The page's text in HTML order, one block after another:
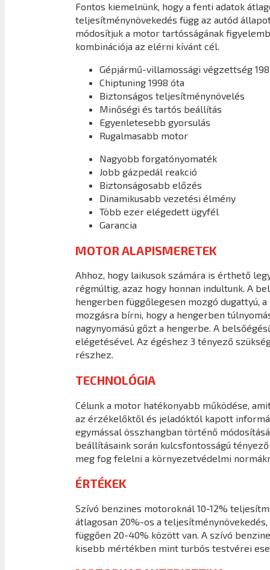
Fontos kiemelnünk, hogy a fenti adatok
teljesítménynövekedés függ az autód
módosítjuk a motor tartósságának
kombinációja az elérni kívánt cél.
Gépjármű-villamossági végzettség
Chiptuning 1998 óta
Biztonságos teljesítménynövelés
Minőségi és tartós beállítás
Egyenletesebb gyorsulás
Rugalmasabb motor
Nagyobb forgatónyomaték
Jobb gázpedál reakció
Biztonságosabb előzés
Dinamikusabb vezetési élmény
Több ezer elégedett ügyfél
Garancia
MOTOR ALAPISMERETEK
Ahhoz, hogy laikusok számára is érthető
régmúltig, azaz hogy honnan indultunk. A
hengerben függőlegesen mozgó dugattyú,
mozgásra bírni, hogy a hengerben
nagynyomású gőzt a hengerbe. A
elégetésével. Az égéshez 3 tényező
részhez.
TECHNOLÓGIA
Célunk a motor hatékonyabb működése,
az érzékelőktől és jeladóktól kapott
egymással összhangban történő
beállításaink során kulcsfontosságú
meg fog felelni a környezetvédelmi
ÉRTÉKEK
Szívó benzines motoroknál 10-12%
átlagosan 20%-os a
függően 20-40% között van. A szívó
kisebb mértékben mint turbós testvérei